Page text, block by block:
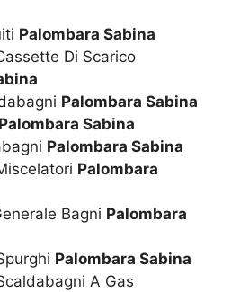
Palombara Sabina
Di Scarico
Palombara Sabina
Palombara Sabina
Palombara Sabina
Palombara
Bagni Palombara
Palombara Sabina
A Gas